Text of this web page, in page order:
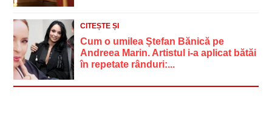
CITEȘTE ȘI
Cum o umilea Ștefan Bănică pe
Andreea Marin. Artistul i-a aplicat bătăi
în repetate rânduri:...